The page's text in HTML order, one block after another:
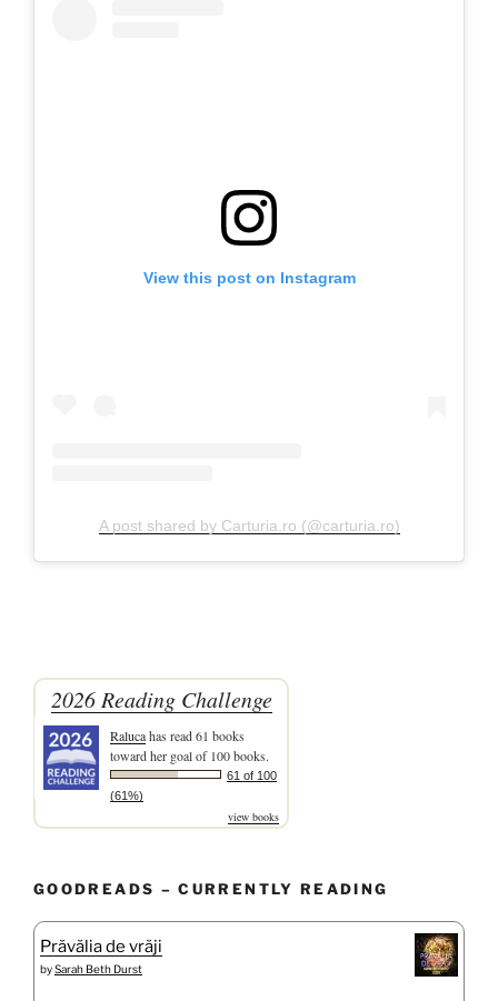
View this post on Instagram
A post shared by Carturia.ro (@carturia.ro)
2026 Reading Challenge
Ralucahas read 61 books
toward her goal of 100 books.
61 of 100
(61%)
view books
GOODREADS – CURRENTLY READING
Prăvălia de vrăji
bySarah Beth Durst